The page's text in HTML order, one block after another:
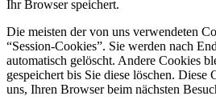
Ihr Browser speichert.
Die meisten der von uns verwendeten
“Session-Cookies”. Sie werden nach
automatisch gelöscht. Andere Cookies
gespeichert bis Sie diese löschen. Diese
uns, Ihren Browser beim nächsten